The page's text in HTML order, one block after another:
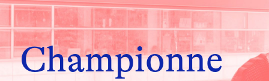
Championne